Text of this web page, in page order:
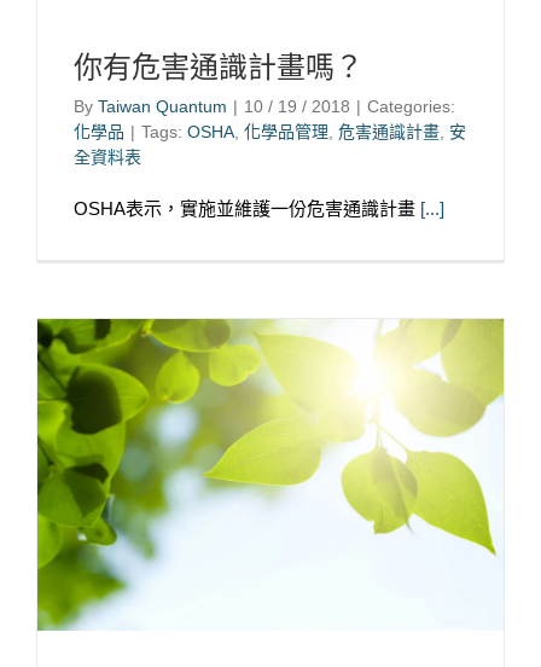
你有危害通識計畫嗎？
By Taiwan Quantum | 10 / 19 / 2018 | Categories:
化學品 | Tags: OSHA, 化學品管理, 危害通識計畫, 安
全資料表
OSHA表示，實施並維護一份危害通識計畫 [...]